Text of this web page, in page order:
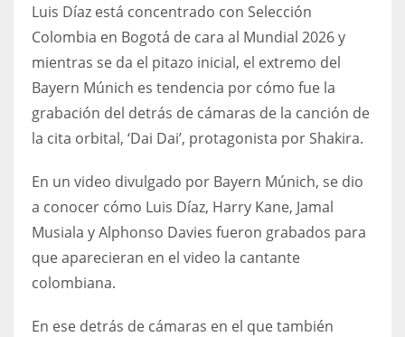
ATL
24
34
MIN
6
DEN
24
Luis Díaz está concentrado con Selección
Colombia en Bogotá de cara al Mundial 2026 y
mientras se da el pitazo inicial, el extremo del
Bayern Múnich es tendencia por cómo fue la
grabación del detrás de cámaras de la canción de
la cita orbital, ‘Dai Dai’, protagonista por Shakira.
En un video divulgado por Bayern Múnich, se dio
a conocer cómo Luis Díaz, Harry Kane, Jamal
Musiala y Alphonso Davies fueron grabados para
que aparecieran en el video la cantante
colombiana.
En ese detrás de cámaras en el que también